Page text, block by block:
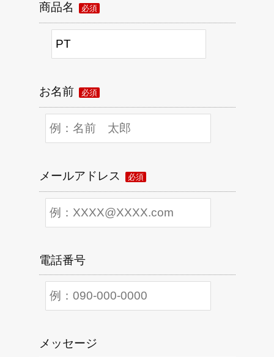
商品名 必須
お名前 必須
メールアドレス 必須
電話番号
メッセージ